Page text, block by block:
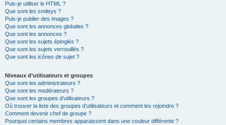
Puis-je utiliser le HTML ?
Que sont les smileys ?
Puis-je publier des images ?
Que sont les annonces globales ?
Que sont les annonces ?
Que sont les sujets épinglés ?
Que sont les sujets verrouillés ?
Que sont les icônes de sujet ?
Niveaux d’utilisateurs et groupes
Que sont les administrateurs ?
Que sont les modérateurs ?
Que sont les groupes d’utilisateurs ?
Où trouver la liste des groupes d’utilisateurs et comment les rejoindre ?
Comment devenir chef de groupe ?
Pourquoi certains membres apparaissent dans une couleur différente ?